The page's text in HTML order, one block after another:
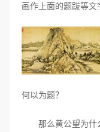
画作上面的题跋等
何以为题？
那么黄公望为什么